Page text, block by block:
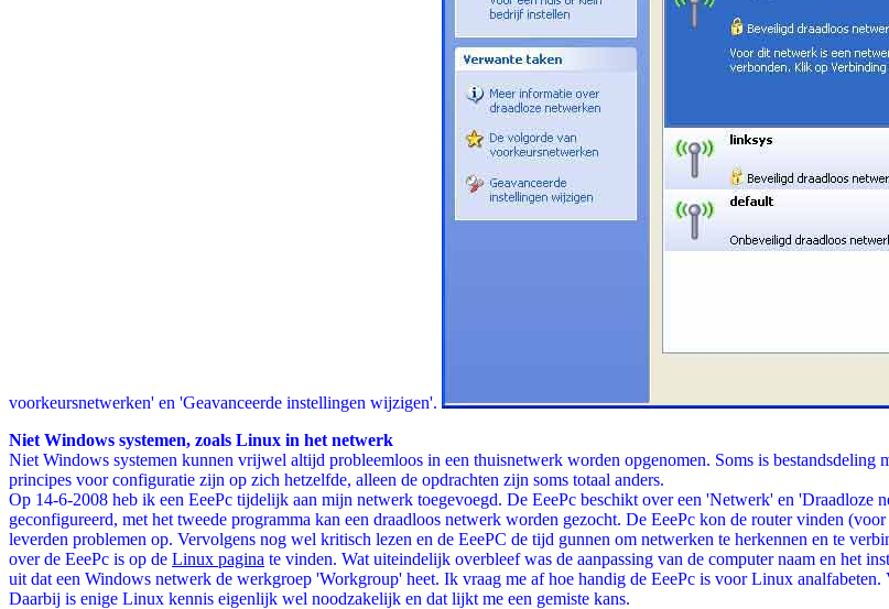
voorkeursnetwerken' en 'Geavanceerde instellingen wijzigen'.
Niet Windows systemen, zoals Linux in het netwerk
Niet Windows systemen kunnen vrijwel altijd probleemloos in een thuisnetwerk worden opgenomen. Soms is
principes voor configuratie zijn op zich hetzelfde, alleen de opdrachten zijn soms totaal anders.
Op 14-6-2008 heb ik een EeePc tijdelijk aan mijn netwerk toegevoegd. De EeePc beschikt over een 'Netwerk' en 'Draadloze
geconfigureerd, met het tweede programma kan een draadloos netwerk worden gezocht. De EeePc kon de router vinden
leverden problemen op. Vervolgens nog wel kritisch lezen en de EeePC de tijd gunnen om netwerken te herkennen en te
over de EeePc is op de Linux pagina te vinden. Wat uiteindelijk overbleef was de aanpassing van de computer naam en het
uit dat een Windows netwerk de werkgroep 'Workgroup' heet. Ik vraag me af hoe handig de EeePc is voor Linux
Daarbij is enige Linux kennis eigenlijk wel noodzakelijk en dat lijkt me een gemiste kans.